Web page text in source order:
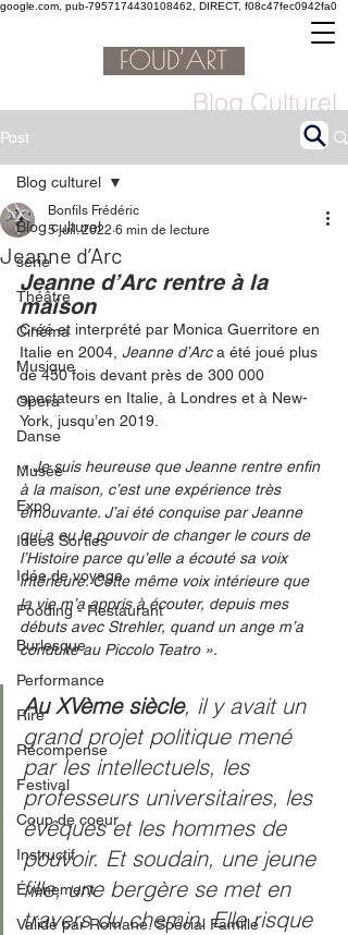
google.com, pub-7957174430108462, DIRECT, f08c47fec0942fa0
Blog Culturel
Post
Blog culturel
serie
Théâtre
Cinéma
Musique
Opéra
Danse
Musée
Expo
Idées Sorties
Idée de voyage
Fooding - Restaurant
Burlesque
Performance
Rire
Récompense
Festival
Coup de coeur
Instructif
Événement
Validé par Romane. Spécial Famille
Blog culturel
Jeanne d’Arc
Bonfils Frédéric
5 juil. 2022 6 min de lecture
Jeanne d’Arc rentre à la
maison
Créé et interprété par Monica Guerritore en
Italie en 2004, Jeanne d’Arc a été joué plus
de 450 fois devant près de 300 000
spectateurs en Italie, à Londres et à New-
York, jusqu’en 2019.
« Je suis heureuse que Jeanne rentre enfin
à la maison, c’est une expérience très
émouvante. J’ai été conquise par Jeanne
qui a eu le pouvoir de changer le cours de
l’Histoire parce qu’elle a écouté sa voix
intérieure. Cette même voix intérieure que
la vie m’a appris à écouter, depuis mes
débuts avec Strehler, quand un ange m’a
conduite au Piccolo Teatro ».
Au XVème siècle, il y avait un
grand projet politique mené
par les intellectuels, les
professeurs universitaires, les
évêques et les hommes de
pouvoir. Et soudain, une jeune
fille, une bergère se met en
travers du chemin. Elle risque